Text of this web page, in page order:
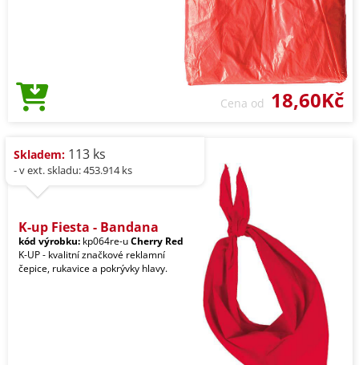
Cena od 18,60Kč
Skladem: 113 ks
- v ext. skladu: 453.914 ks
K-up Fiesta - Bandana
kód výrobku: kp064re-uCherry Red
K-UP - kvalitní značkové reklamní
čepice, rukavice a pokrývky hlavy.